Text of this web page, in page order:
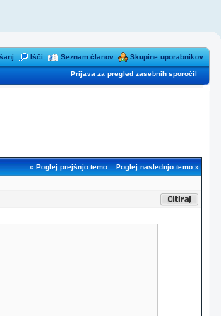
Išči Seznam članov Skupine uporabnikov
Prijava za pregled zasebnih sporočil
« Poglej prejšnjo temo :: Poglej naslednjo temo »